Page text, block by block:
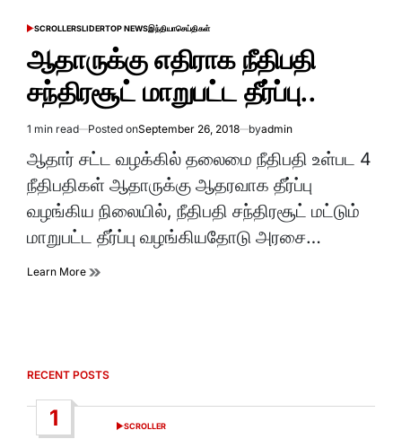
POSTED
SCROLLERSLIDERTOP NEWSஇந்தியாசெய்திகள்
ஆதாருக்கு எதிராக நீதிபதி
சந்திரசூட் மாறுபட்ட தீர்ப்பு..
Estimated
read
time
1 min read Posted onSeptember 26, 2018 byadmin
ஆதார் சட்ட வழக்கில் தலைமை நீதிபதி உள்பட 4
நீதிபதிகள் ஆதாருக்கு ஆதரவாக தீர்ப்பு
வழங்கிய நிலையில், நீதிபதி சந்திரசூட் மட்டும்
மாறுபட்ட தீர்ப்பு வழங்கியதோடு அரசை…
Learn More
RECENT POSTS
1
POSTED
SCROLLER